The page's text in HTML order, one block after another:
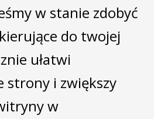
w stanie zdobyć
do twojej
ułatwi
strony i zwiększy
w